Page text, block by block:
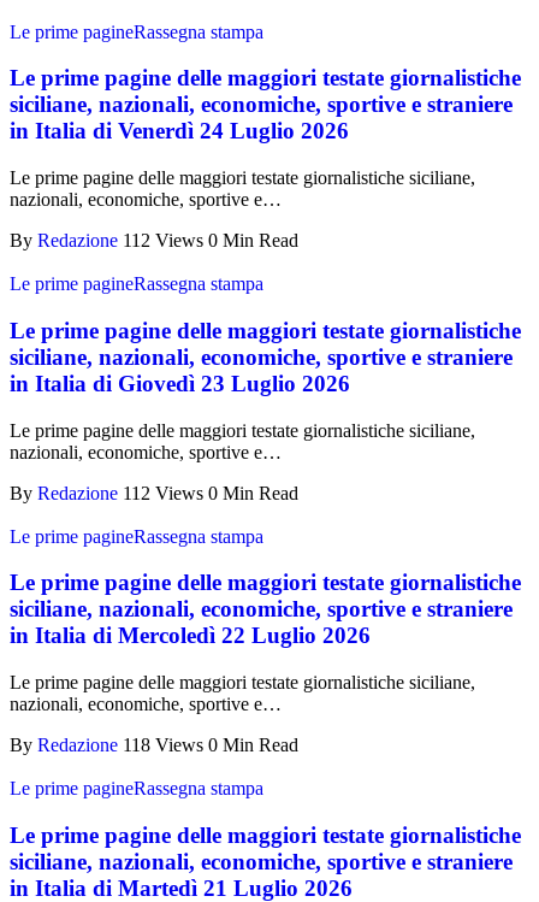
Le prime pagineRassegna stampa
Le prime pagine delle maggiori testate giornalistiche
siciliane, nazionali, economiche, sportive e straniere
in Italia di Venerdì 24 Luglio 2026
Le prime pagine delle maggiori testate giornalistiche siciliane,
nazionali, economiche, sportive e…
By Redazione 112 Views 0 Min Read
Le prime pagineRassegna stampa
Le prime pagine delle maggiori testate giornalistiche
siciliane, nazionali, economiche, sportive e straniere
in Italia di Giovedì 23 Luglio 2026
Le prime pagine delle maggiori testate giornalistiche siciliane,
nazionali, economiche, sportive e…
By Redazione 112 Views 0 Min Read
Le prime pagineRassegna stampa
Le prime pagine delle maggiori testate giornalistiche
siciliane, nazionali, economiche, sportive e straniere
in Italia di Mercoledì 22 Luglio 2026
Le prime pagine delle maggiori testate giornalistiche siciliane,
nazionali, economiche, sportive e…
By Redazione 118 Views 0 Min Read
Le prime pagineRassegna stampa
Le prime pagine delle maggiori testate giornalistiche
siciliane, nazionali, economiche, sportive e straniere
in Italia di Martedì 21 Luglio 2026